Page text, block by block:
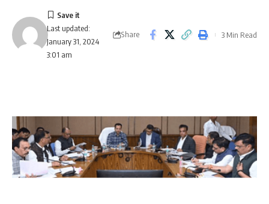
Last updated:
January 31, 2024
3:01 am
Share 3 Min Read